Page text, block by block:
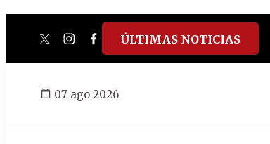
twitterinstagram
facebook
tiktokyoutube
spotify
ÚLTIMAS NOTICIAS
07 ago 2026